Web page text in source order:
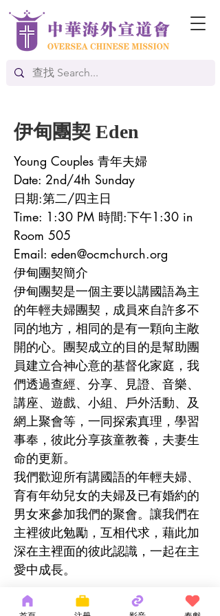
伊甸團契 Eden
Young Couples 青年夫婦
Date: 2nd/4th Sunday
日期:第二/四主日
Time: 1:30 PM 時間:下午1:30 in
Room 505
Email: eden@ocmchurch.org
伊甸團契簡介
伊甸團契是一個主要以講國語為主
的年輕夫婦團契，成員來自許多不
同的地方，相同的是有一顆向主敞
開的心。團契成立的目的是幫助團
員建立合神心意的基督化家庭，我
們透過查經、分享、見證、音樂、
講座、遊戲、小組、戶外活動、及
網上聚會等，一同探索真理，學習
事奉，彼此分享孩童教養，夫妻生
命的更新。
我們歡迎所有講國語的年輕夫婦、
育有年幼兒女的夫婦及已有婚約的
男女來參加我們的聚會。讓我們在
主裡彼此勉勵，互相代求，藉此加
深在主裡面的彼此認識，一起在主
愛中成長。